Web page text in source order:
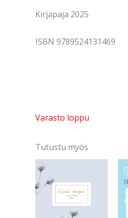
Kirjapaja 2025
ISBN 9789524131469
Varasto loppu
Tutustu myös